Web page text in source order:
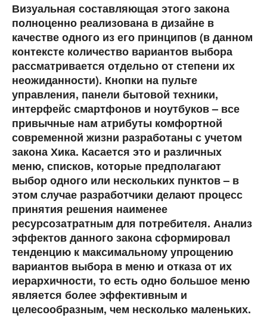
Визуальная составляющая этого закона
полноценно реализована в дизайне в
качестве одного из его принципов (в данном
контексте количество вариантов выбора
рассматривается отдельно от степени их
неожиданности). Кнопки на пульте
управления, панели бытовой техники,
интерфейс смартфонов и ноутбуков – все
привычные нам атрибуты комфортной
современной жизни разработаны с учетом
закона Хика. Касается это и различных
меню, списков, которые предполагают
выбор одного или нескольких пунктов – в
этом случае разработчики делают процесс
принятия решения наименее
ресурсозатратным для потребителя. Анализ
эффектов данного закона сформировал
тенденцию к максимальному упрощению
вариантов выбора в меню и отказа от их
иерархичности, то есть одно большое меню
является более эффективным и
целесообразным, чем несколько маленьких.